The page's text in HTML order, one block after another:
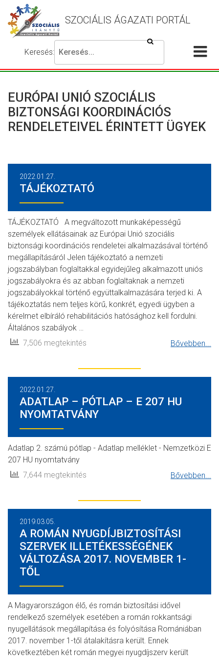
SZOCIÁLIS ÁGAZATI PORTÁL
Keresés:
Írja
be
keresni
kívánt
kifejezést,
majd
a
keresés
gombot.
Keresés
beállítások
EURÓPAI UNIÓ SZOCIÁLIS
BIZTONSÁGI KOORDINÁCIÓS
RENDELETEIVEL ÉRINTETT ÜGYEK
2022.01.27.
TÁJÉKOZTATÓ
TÁJÉKOZTATÓ A megváltozott munkaképességű
személyek ellátásainak az Európai Unió szociális
biztonsági koordinációs rendeletei alkalmazásával történő
megállapításáról Jelen tájékoztató a nemzeti
jogszabályban foglaltakkal egyidejűleg alkalmazott uniós
jogszabályokra és az abban foglaltaknak a nemzeti
jogszabályokkal történő együttalkalmazására terjed ki. A
tájékoztatás nem teljes körű, konkrét, egyedi ügyben a
kérelmet elbíráló rehabilitációs hatósághoz kell fordulni.
Általános szabályok …
7,506 megtekintés
Bővebben...
2022.01.27.
ADATLAP – PÓTLAP – E 207 HU
NYOMTATVÁNY
Adatlap 2. számú pótlap - Adatlap melléklet - Nemzetközi E
207 HU nyomtatvány
7,644 megtekintés
Bővebben...
2019.03.05.
A ROMÁN NYUGDÍJBIZTOSÍTÁSI
SZERVEK ILLETÉKESSÉGÉNEK
VÁLTOZÁSA 2017. NOVEMBER 1-
TŐL
A Magyarországon élő, és román biztosítási idővel
rendelkező személyek esetében a román rokkantsági
nyugellátások megállapítása és folyósítása Romániában
2017. november 1-től átalakításra került. Ennek
következtében két román megyei nyugdíjszerv került